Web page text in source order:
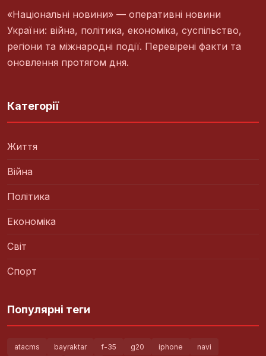
«Національні новини» — оперативні новини
України: війна, політика, економіка, суспільство,
регіони та міжнародні події. Перевірені факти та
оновлення протягом дня.
Категорії
Життя
Війна
Політика
Економіка
Світ
Спорт
Популярні теги
atacms bayraktar f-35 g20 iphone navi